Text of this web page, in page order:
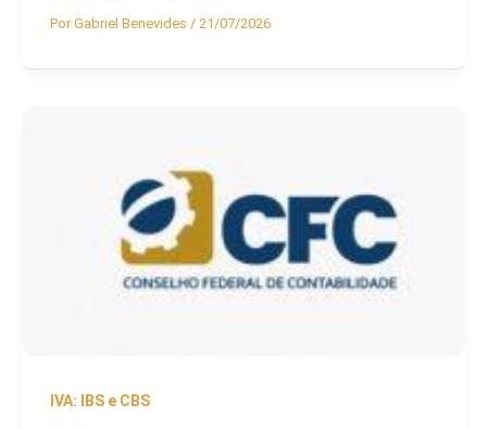
PorGabriel Benevides / 21/07/2026
IVA: IBS e CBS